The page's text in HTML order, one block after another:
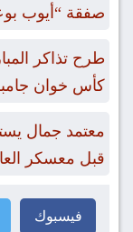
صفقة “أيوب
طرح تذاكر
كأس خوان
معتمد جمال
قبل معسكر
فيسبوك